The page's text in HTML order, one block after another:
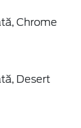
Chrome
Desert